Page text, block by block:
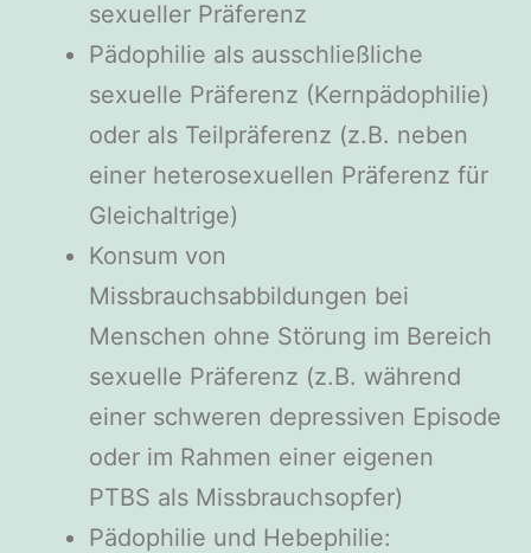
sexueller Präferenz
Pädophilie als ausschließliche
sexuelle Präferenz (Kernpädophilie)
oder als Teilpräferenz (z.B. neben
einer heterosexuellen Präferenz für
Gleichaltrige)
Konsum von
Missbrauchsabbildungen bei
Menschen ohne Störung im Bereich
sexuelle Präferenz (z.B. während
einer schweren depressiven Episode
oder im Rahmen einer eigenen
PTBS als Missbrauchsopfer)
Pädophilie und Hebephilie: